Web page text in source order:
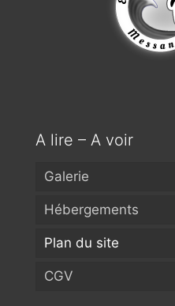
A lire – A voir
Galerie
Hébergements
Plan du site
CGV